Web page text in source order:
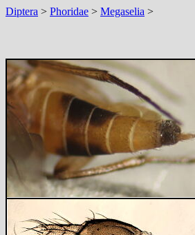
Diptera > Phoridae > Megaselia >